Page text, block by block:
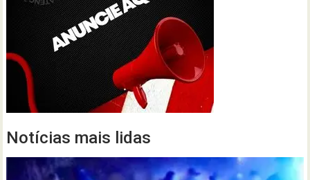
Notícias mais lidas